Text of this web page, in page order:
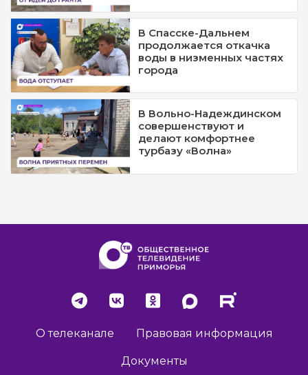
В Спасске-Дальнем
продолжается откачка
воды в низменных частях
города
В Вольно-Надеждинском
совершенствуют и
делают комфортнее
турбазу «Волна»
О телеканале Правовая информация
Документы